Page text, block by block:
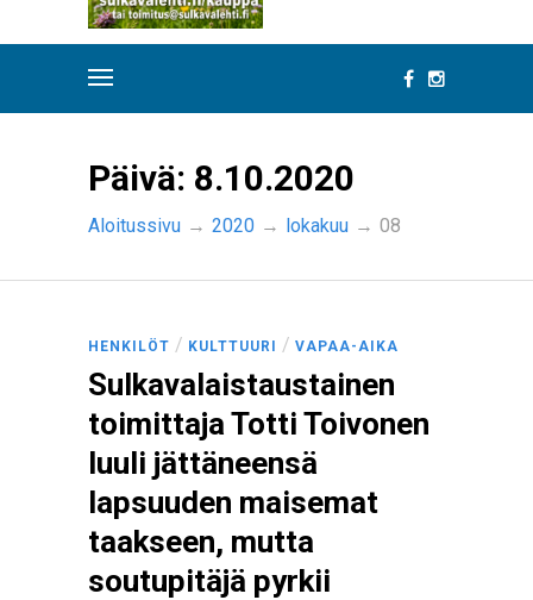
Päivä: 8.10.2020
Aloitussivu → 2020 → lokakuu → 08
HENKILÖT / KULTTUURI / VAPAA-AIKA
Sulkavalaistaustainen
toimittaja Totti Toivonen
luuli jättäneensä
lapsuuden maisemat
taakseen, mutta
soutupitäjä pyrkii